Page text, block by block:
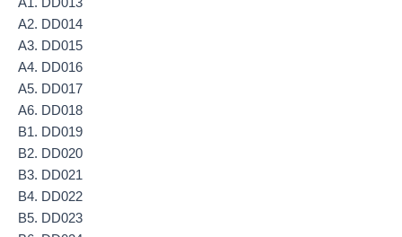
A2. DD014
A3. DD015
A4. DD016
A5. DD017
A6. DD018
B1. DD019
B2. DD020
B3. DD021
B4. DD022
B5. DD023